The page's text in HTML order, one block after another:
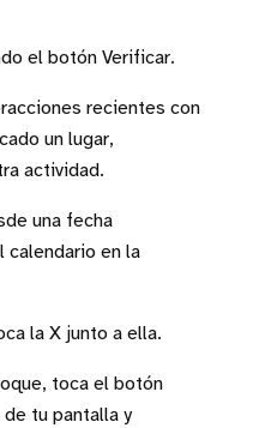
el botón Verificar.
recientes con
un lugar,
actividad.
una fecha
en la
la X junto a ella.
toca el botón
de tu pantalla y